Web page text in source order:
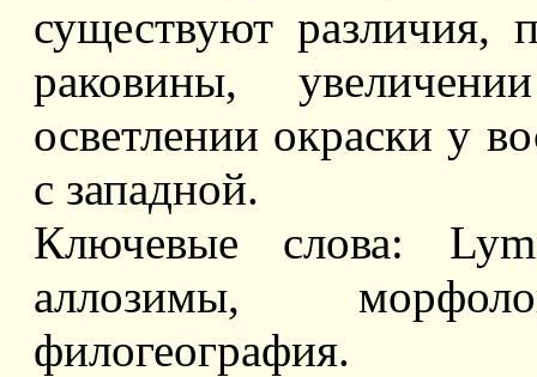
существуют различия,
раковины,
осветлении окраски у
с западной.
Ключевые слова:
аллозимы,
филогеография.